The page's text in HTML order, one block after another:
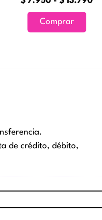
Comprar
elegir
la
de crédito, débito,